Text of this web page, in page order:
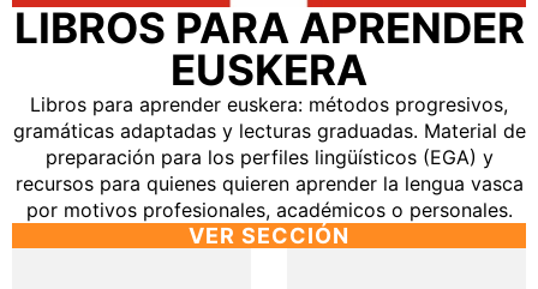
LIBROS PARA APRENDER
EUSKERA
Libros para aprender euskera: métodos progresivos,
gramáticas adaptadas y lecturas graduadas. Material de
preparación para los perfiles lingüísticos (EGA) y
recursos para quienes quieren aprender la lengua vasca
por motivos profesionales, académicos o personales.
VER SECCIÓN